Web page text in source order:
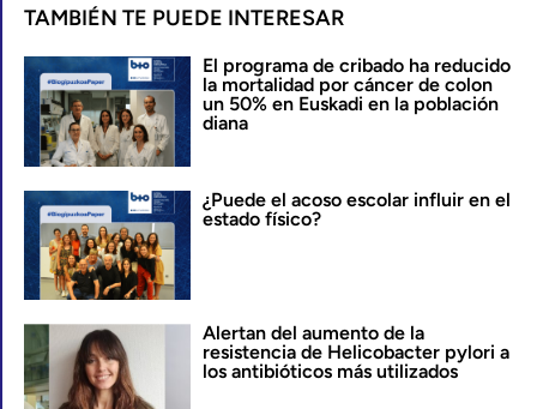
TAMBIÉN TE PUEDE INTERESAR
El programa de cribado ha reducido
la mortalidad por cáncer de colon
un 50% en Euskadi en la población
diana
¿Puede el acoso escolar influir en el
estado físico?
Alertan del aumento de la
resistencia de Helicobacter pylori a
los antibióticos más utilizados